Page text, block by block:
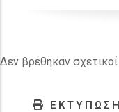
Δεν βρέθηκαν σχετικοί
ΕΚΤΥΠΩΣΗ